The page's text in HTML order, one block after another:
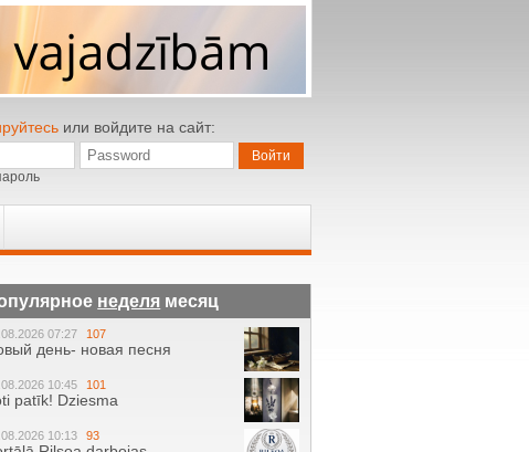
или войдите на сайт:
неделя месяц
07:27 107
день- новая песня
10:45 101
patīk! Dziesma
10:13 93